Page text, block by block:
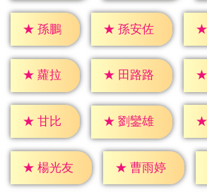
★ 孫鵬 ★ 孫安佐 ★
★ 蘿拉 ★ 田路路 ★
★ 甘比 ★ 劉鑾雄 ★
★ 楊光友 ★ 曹雨婷